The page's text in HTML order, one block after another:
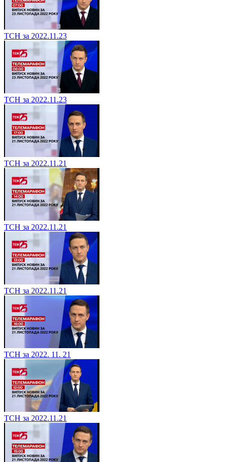
ТСН за 2022.11.23
ТСН за 2022.11.23
ТСН за 2022.11.21
ТСН за 2022.11.21
ТСН за 2022.11.21
ТСН за 2022. 11. 21
ТСН за 2022.11.21